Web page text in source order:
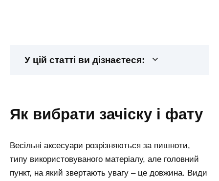
У цій статті ви дізнаєтеся:
як вибрати зачіску і фату
Весільні аксесуари розрізняються за пишноти,
типу використовуваного матеріалу, але головний
пункт, на який звертають увагу – це довжина. Види